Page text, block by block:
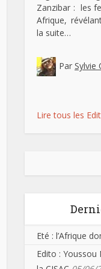
Zanzibar : les
Afrique,
la suite…
Par Sylvie
Lire tous les
Eté : l’Afrique
Edito : Youssou